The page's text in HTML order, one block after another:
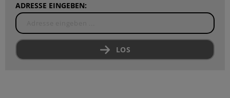
ADRESSE EINGEBEN:
LOS